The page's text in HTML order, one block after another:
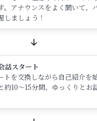
。アナウンスをよく聞いて、
しましょう！
話スタート
トを交換しながら自己紹介を
約10～15分間、ゆっくりとお